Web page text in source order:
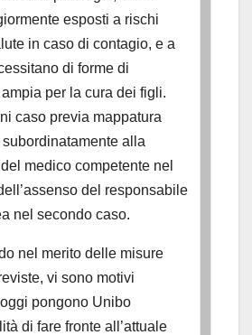
esposti a rischi
in caso di contagio, e a
di forme di
per la cura dei figli.
caso previa mappatura
alla
medico competente nel
del responsabile
nel secondo caso.
nel merito delle misure
vi sono motivi
pongono Unibo
di fare fronte all’attuale